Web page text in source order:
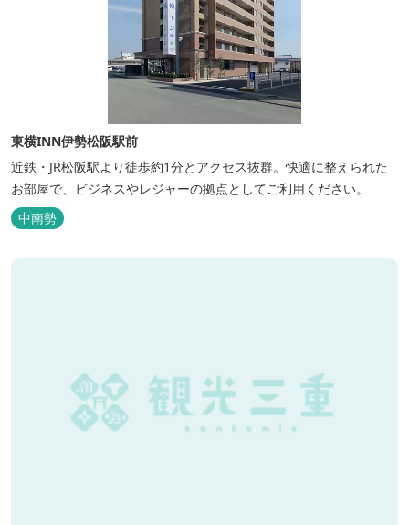
東横INN伊勢松阪駅前
近鉄・JR松阪駅より徒歩約1分とアクセス抜群。快適に整えられた
お部屋で、ビジネスやレジャーの拠点としてご利用ください。
中南勢